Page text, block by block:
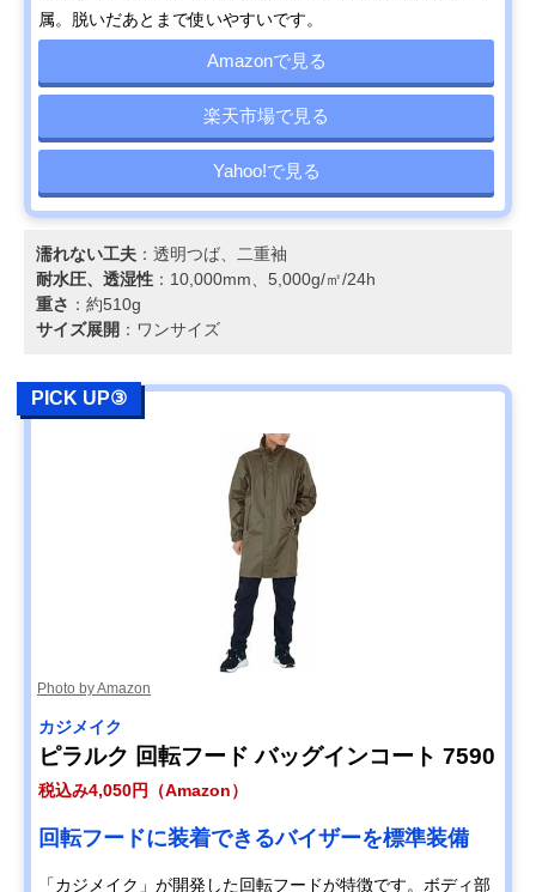
属。脱いだあとまで使いやすいです。
Amazonで見る
楽天市場で見る
Yahoo!で見る
濡れない工夫 ：透明つば、二重袖
耐水圧、透湿性 ：10,000mm、5,000g/㎡/24h
重さ ：約510g
サイズ展開 ：ワンサイズ
PICK UP③
Photo by Amazon
カジメイク
ピラルク 回転フード バッグインコート 7590
税込み4,050円（Amazon）
回転フードに装着できるバイザーを標準装備
「カジメイク」が開発した回転フードが特徴です。ボディ部